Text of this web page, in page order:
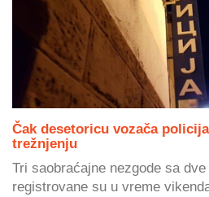
Čak desetoricu vozača
trežnjenju
Tri saobraćajne nezgode sa
registrovane su u vreme